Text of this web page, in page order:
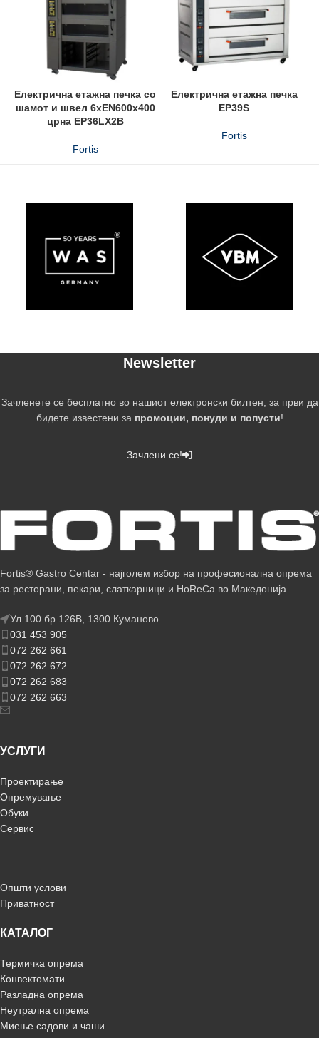
Електрична етажна печка со
шамот и швел 6xEN600x400
црна EP36LX2B
Fortis
Електрична етажна печка
EP39S
Fortis
Newsletter
Зачленете се бесплатно во нашиот електронски билтен, за први да
бидете известени за промоции, понуди и попусти!
Зачлени се!
Fortis® Gastro Centar - најголем избор на професионална опрема
за ресторани, пекари, слаткарници и HoReCa во Македонија.
Ул.100 бр.126В, 1300 Куманово
031 453 905
072 262 661
072 262 672
072 262 683
072 262 663
УСЛУГИ
Проектирање
Опремување
Обуки
Сервис
Општи услови
Приватност
КАТАЛОГ
Термичка опрема
Конвектомати
Разладна опрема
Неутрална опрема
Миење садови и чаши